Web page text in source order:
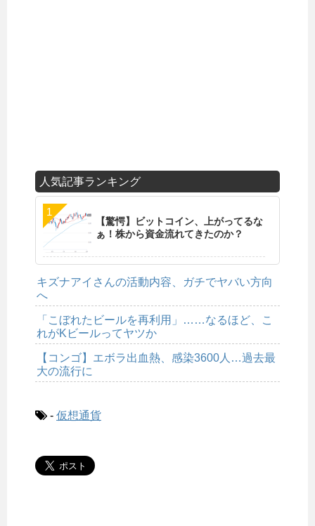
人気記事ランキング
【驚愕】ビットコイン、上がってるな
ぁ！株から資金流れてきたのか？
キズナアイさんの活動内容、ガチでヤバい方向
へ
「こぼれたビールを再利用」……なるほど、こ
れがKビールってヤツか
【コンゴ】エボラ出血熱、感染3600人…過去最
大の流行に
- 仮想通貨